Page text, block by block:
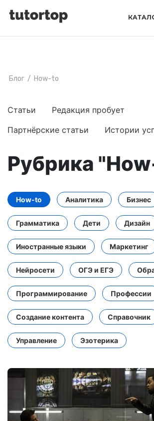
Блог / How-to
Статьи
Редакция пробует
Партнёрские статьи
Истории
Рубрика
How-to Аналитика Бизнес
Грамматика Дети Дизайн
Иностранные языки Маркетинг
Нейросети ОГЭ и ЕГЭ
Программирование Профессии
Создание контента Справочник
Управление Эзотерика